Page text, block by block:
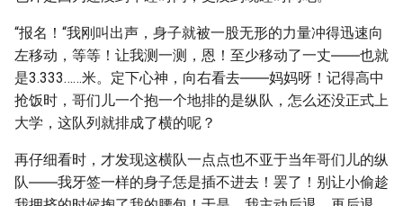
“报名！“我刚叫出声，身子就被一股无形的力量冲得迅速向
左移动，等等！让我测一测，恩！至少移动了一丈――也就
是3.333……米。定下心神，向右看去――妈妈呀！记得高中
抢饭时，哥们儿一个抱一个地排的是纵队，怎么还没正式上
大学，这队列就排成了横的呢？
再仔细看时，才发现这横队一点点也不亚于当年哥们儿的纵
队――我牙签一样的身子恁是插不进去！罢了！别让小偷趁